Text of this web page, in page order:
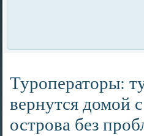
Туроператоры:
вернутся домой
острова без